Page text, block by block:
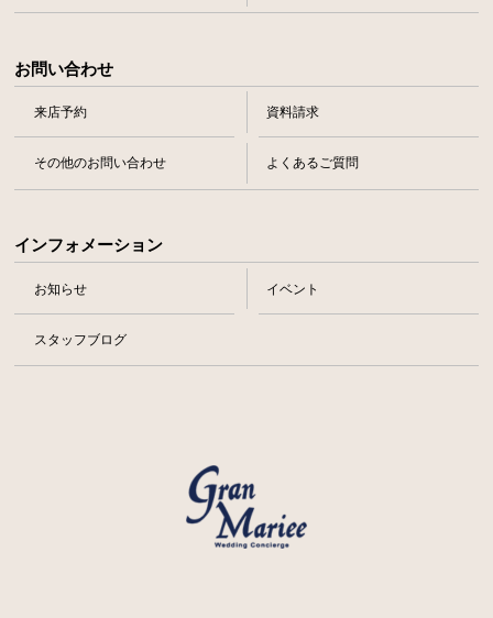
お問い合わせ
来店予約 資料請求
その他のお問い合わせ よくあるご質問
インフォメーション
お知らせ イベント
スタッフブログ